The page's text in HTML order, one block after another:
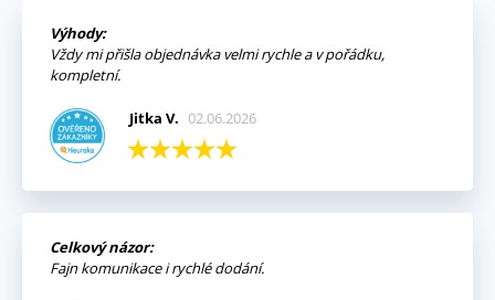
Výhody:
Vždy mi přišla objednávka velmi rychle a v pořádku,
kompletní.
Jitka V. 02.06.2026
Celkový názor:
Fajn komunikace i rychlé dodání.